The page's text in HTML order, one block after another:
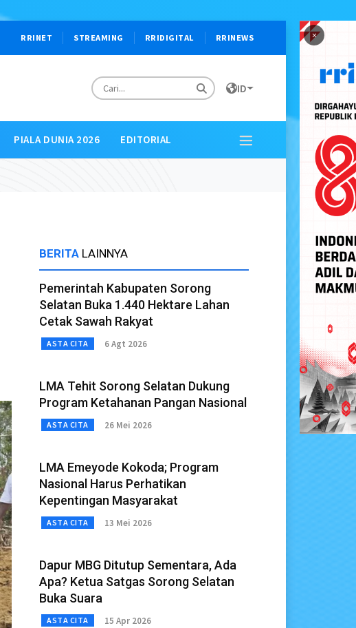
×
RRINET STREAMING RRIDIGITAL RRINEWS
ID
PIALA DUNIA 2026 EDITORIAL
BERITA LAINNYA
Pemerintah Kabupaten Sorong
Selatan Buka 1.440 Hektare Lahan
Cetak Sawah Rakyat
ASTA CITA 6 Agt 2026
LMA Tehit Sorong Selatan Dukung
Program Ketahanan Pangan Nasional
ASTA CITA 26 Mei 2026
LMA Emeyode Kokoda; Program
Nasional Harus Perhatikan
Kepentingan Masyarakat
ASTA CITA 13 Mei 2026
Dapur MBG Ditutup Sementara, Ada
Apa? Ketua Satgas Sorong Selatan
Buka Suara
ASTA CITA 15 Apr 2026